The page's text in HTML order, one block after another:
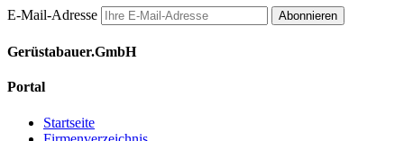
E-Mail-Adresse Abonnieren
Gerüstabauer.GmbH
Portal
Startseite